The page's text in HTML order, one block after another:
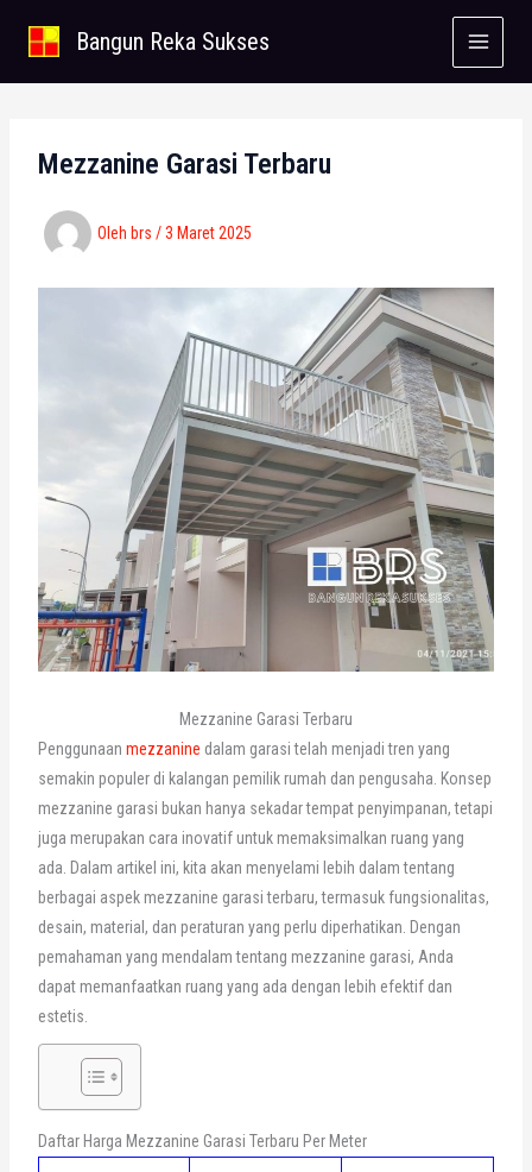
Bangun Reka Sukses
Mezzanine Garasi Terbaru
Oleh brs /3 Maret 2025
Mezzanine Garasi Terbaru
Penggunaan mezzanine dalam garasi telah menjadi tren yang
semakin populer di kalangan pemilik rumah dan pengusaha. Konsep
mezzanine garasi bukan hanya sekadar tempat penyimpanan, tetapi
juga merupakan cara inovatif untuk memaksimalkan ruang yang
ada. Dalam artikel ini, kita akan menyelami lebih dalam tentang
berbagai aspek mezzanine garasi terbaru, termasuk fungsionalitas,
desain, material, dan peraturan yang perlu diperhatikan. Dengan
pemahaman yang mendalam tentang mezzanine garasi, Anda
dapat memanfaatkan ruang yang ada dengan lebih efektif dan
estetis.
Daftar Harga Mezzanine Garasi Terbaru Per Meter